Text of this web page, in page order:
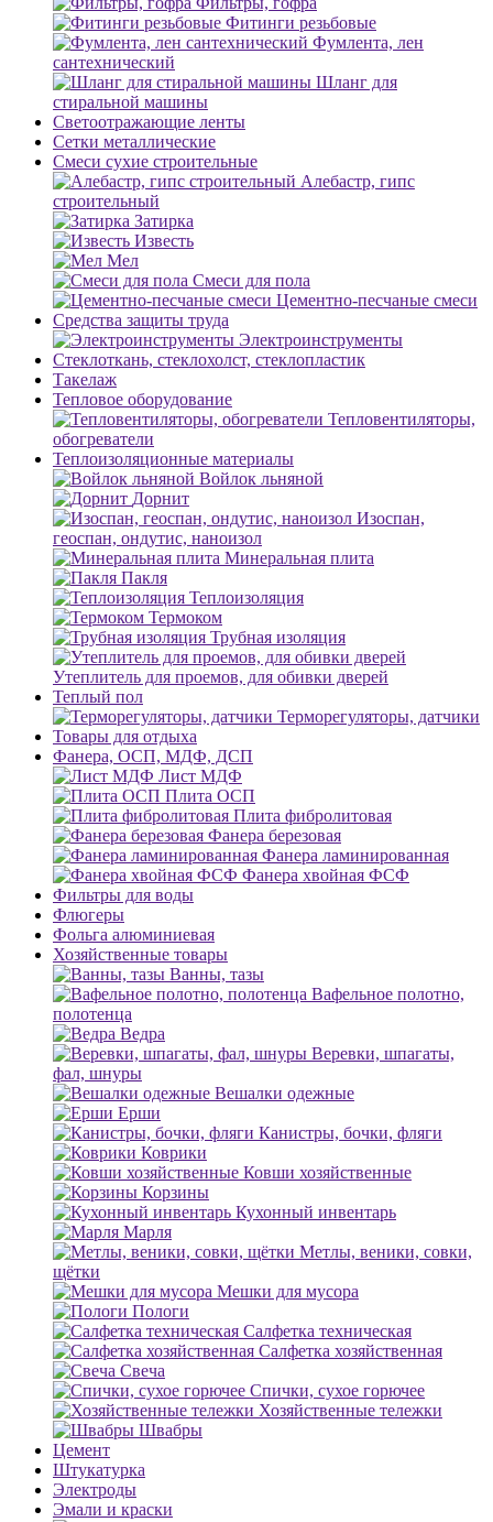
Фитинги резьбовые
Фумлента, лен
сантехнический
Шланг для
стиральной машины
Светоотражающие ленты
Сетки металлические
Смеси сухие строительные
Алебастр, гипс
строительный
Затирка
Известь
Мел
Смеси для пола
Цементно-песчаные смеси
Средства защиты труда
Электроинструменты
Стеклоткань, стеклохолст, стеклопластик
Такелаж
Тепловое оборудование
Тепловентиляторы,
обогреватели
Теплоизоляционные материалы
Войлок льняной
Дорнит
Изоспан,
геоспан, ондутис, наноизол
Минеральная плита
Пакля
Теплоизоляция
Термоком
Трубная изоляция
Утеплитель для проемов, для обивки дверей
Теплый пол
Терморегуляторы, датчики
Товары для отдыха
Фанера, ОСП, МДФ, ДСП
Лист МДФ
Плита ОСП
Плита фибролитовая
Фанера березовая
Фанера ламинированная
Фанера хвойная ФСФ
Фильтры для воды
Флюгеры
Фольга алюминиевая
Хозяйственные товары
Ванны, тазы
Вафельное полотно,
полотенца
Ведра
Веревки, шпагаты,
фал, шнуры
Вешалки одежные
Ерши
Канистры, бочки, фляги
Коврики
Ковши хозяйственные
Корзины
Кухонный инвентарь
Марля
Метлы, веники, совки,
щётки
Мешки для мусора
Пологи
Салфетка техническая
Салфетка хозяйственная
Свеча
Спички, сухое горючее
Хозяйственные тележки
Швабры
Цемент
Штукатурка
Электроды
Эмали и краски